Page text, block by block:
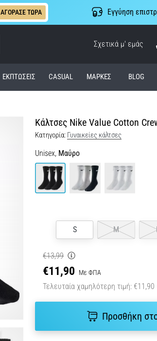
ΑΓΟΡΑΣΕ ΤΩΡΑ Εγγύηση
Σχετικά μ' εμάς
ΕΚΠΤΩΣΕΙΣ CASUAL ΜΆΡΚΕΣ BLOG
Κάλτσες Nike Value Cotton
Κατηγορία: Γυναικείες κάλτσες
Unisex, Μαύρο
S M
€13,99
€11,90 Με ΦΠΑ
Τελευταία χαμηλότερη τιμή: €11,90
Προσθήκη